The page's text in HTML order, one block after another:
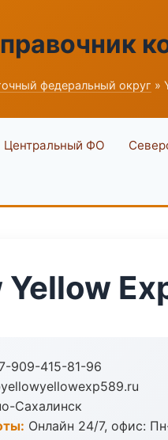
федеральный округ »
Центральный ФО
Yellow
909-415-81-96
Сахалинск
Онлайн 24/7, офис: